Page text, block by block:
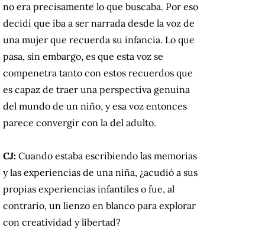
no era precisamente lo que buscaba. Por eso
decidí que iba a ser narrada desde la voz de
una mujer que recuerda su infancia. Lo que
pasa, sin embargo, es que esta voz se
compenetra tanto con estos recuerdos que
es capaz de traer una perspectiva genuina
del mundo de un niño, y esa voz entonces
parece convergir con la del adulto.
CJ: Cuando estaba escribiendo las memorias
y las experiencias de una niña, ¿acudió a sus
propias experiencias infantiles o fue, al
contrario, un lienzo en blanco para explorar
con creatividad y libertad?